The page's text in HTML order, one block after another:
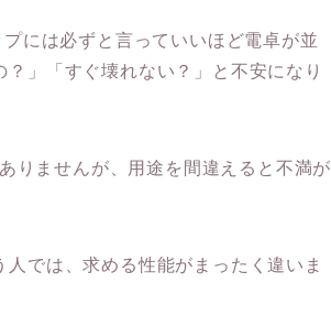
には必ずと言っていいほど電卓が並
」「すぐ壊れない？」と不安になり
りませんが、用途を間違えると不満が
では、求める性能がまったく違いま